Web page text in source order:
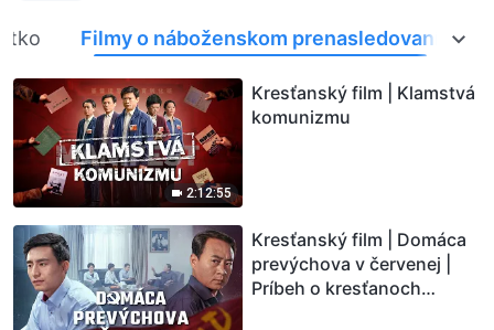
Filmy o náboženskom prenasledovaní
2:12:55
Kresťanský film | Klamstvá
komunizmu
Kresťanský film | Domáca
prevýchova v červenej |
Príbeh o kresťanoch